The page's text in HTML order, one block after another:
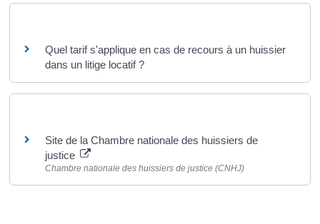
Quel tarif s'applique en cas de recours à un huissier
dans un litige locatif ?
Site de la Chambre nationale des huissiers de
justice
Chambre nationale des huissiers de justice (CNHJ)